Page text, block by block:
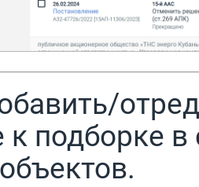
к подборке